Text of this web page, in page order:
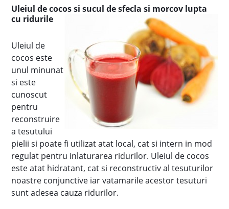
Uleiul de cocos si sucul de sfecla si morcov lupta
cu ridurile
Uleiul de
cocos este
unul minunat
si este
cunoscut
pentru
reconstruire
a tesutului
pielii si poate fi utilizat atat local, cat si intern in mod
regulat pentru inlaturarea ridurilor. Uleiul de cocos
este atat hidratant, cat si reconstructiv al tesuturilor
noastre conjunctive iar vatamarile acestor tesuturi
sunt adesea cauza ridurilor.